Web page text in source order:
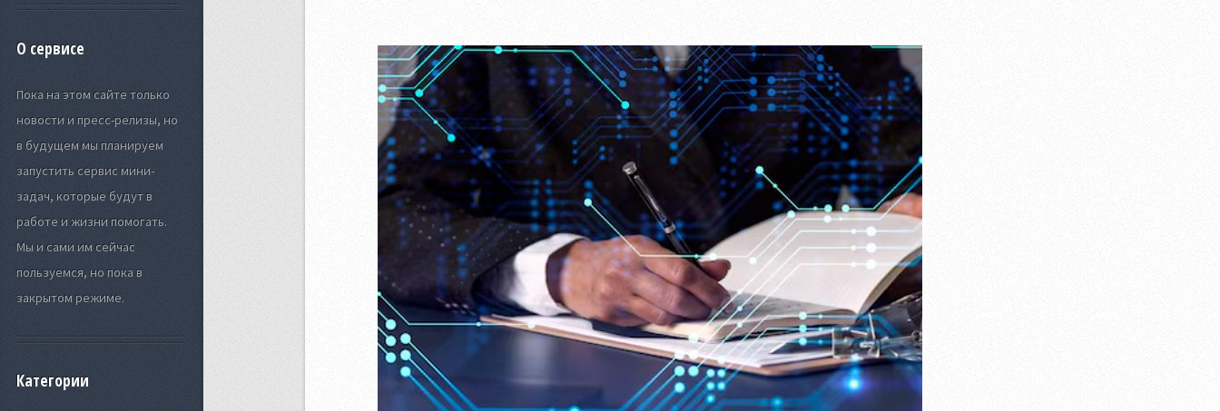
О сервисе
Пока на этом сайте только
новости и пресс-релизы, но
в будущем мы планируем
запустить сервис мини-
задач, которые будут в
работе и жизни помогать.
Мы и сами им сейчас
пользуемся, но пока в
закрытом режиме.
Категории